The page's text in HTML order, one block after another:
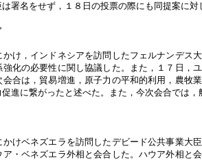
署名をせず，１８日の投票の際にも同提案に
け，インドネシアを訪問したフェルナンデス
化の必要性に関し協議した。また，１７日，
合は，貿易増進，原子力の平和的利用，農牧
進に繋がったと述べた。また，今次会合では
けベネズエラを訪問したデビード公共事業大
ア・ベネズエラ外相と会合した。ハウア外相